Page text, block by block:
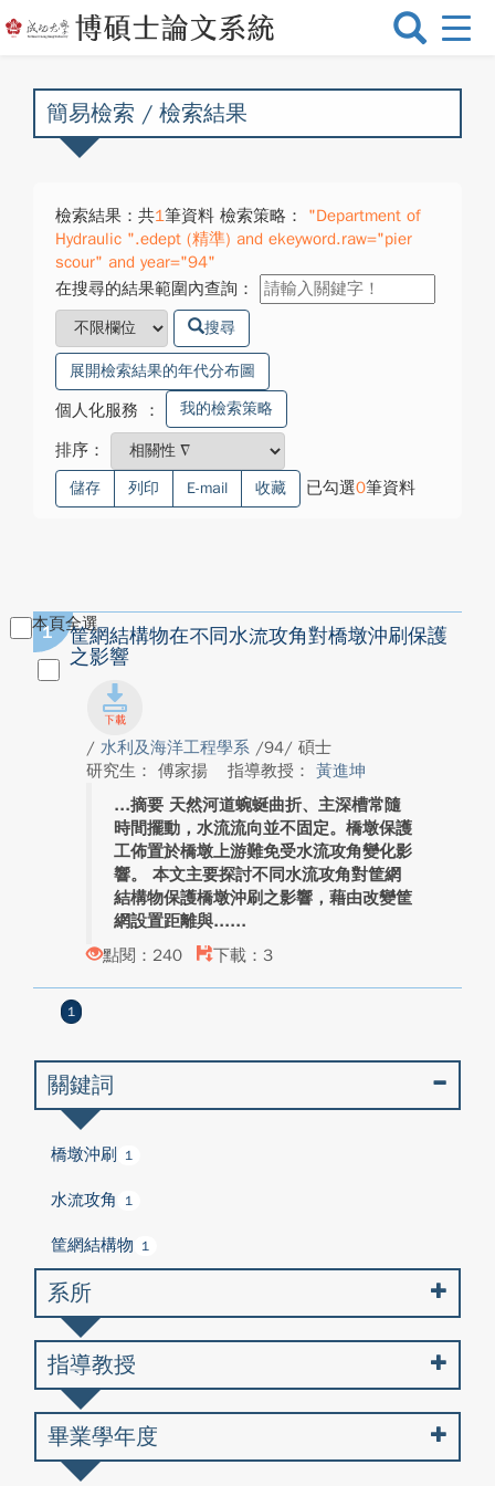
選
換
簡易檢索 / 檢索結果
檢索結果：共1筆資料 檢索策略：
"Department of
Hydraulic ".edept (精準) and ekeyword.raw="pier
scour" and year="94"
在搜尋的結果範圍內查詢：
搜尋
展開檢索結果的年代分布圖
個人化服務 ： 我的檢索策略
排序：
儲存 列印 E-mail 收藏 已勾選0筆資料
本頁全選
1
筐網結構物在不同水流攻角對橋墩沖刷保護
之影響
/ 水利及海洋工程學系 /94/ 碩士
研究生： 傅家揚
指導教授： 黃進坤
摘要 天然河道蜿蜒曲折、主深槽常隨
時間擺動，水流流向並不固定。橋墩保護
工佈置於橋墩上游難免受水流攻角變化影
響。 本文主要探討不同水流攻角對筐網
結構物保護橋墩沖刷之影響，藉由改變筐
網設置距離與...
點閱：240
下載：3
1
關鍵詞
橋墩沖刷 1
水流攻角 1
筐網結構物 1
系所
指導教授
畢業學年度